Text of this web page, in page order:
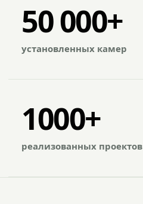
50 000+
установленных камер
1000+
реализованных проектов